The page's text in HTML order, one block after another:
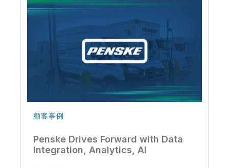
顧客事例
Penske Drives Forward with Data
Integration, Analytics, AI